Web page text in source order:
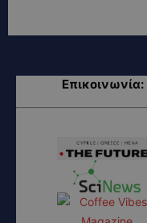
Επικοινωνία: